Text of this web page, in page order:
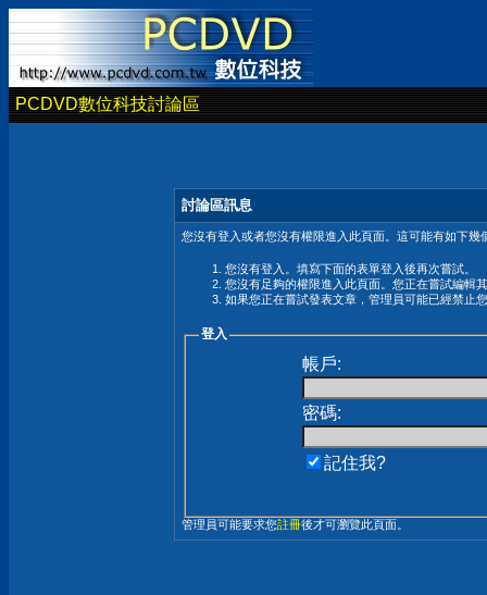
PCDVD數位科技討論區
討論區訊息
您沒有登入或者您沒有權限進入此頁面。這可能有如下幾
您沒有登入。填寫下面的表單登入後再次嘗試。
您沒有足夠的權限進入此頁面。您正在嘗試編輯
如果您正在嘗試發表文章，管理員可能已經禁止
登入
帳戶:
密碼:
記住我?
管理員可能要求您註冊後才可瀏覽此頁面。